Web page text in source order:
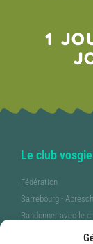
1
Le club
Fédération
Sarrebourg -
Randonner avec le
Pratiquer la marche